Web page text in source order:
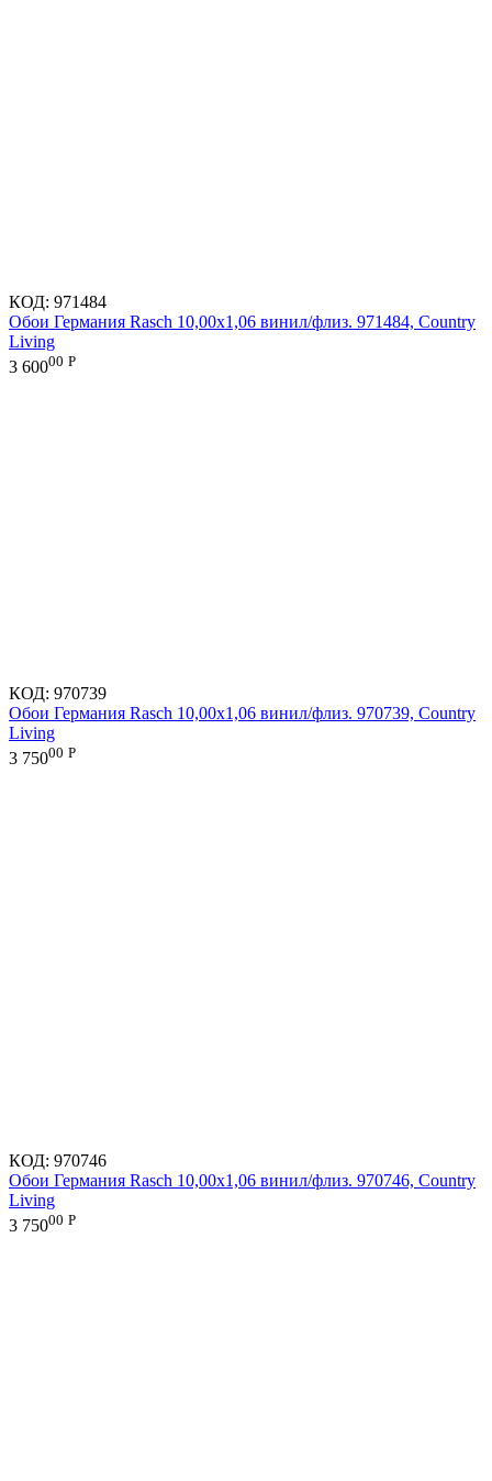
КОД: 971484
Обои Германия Rasch 10,00x1,06 винил/флиз. 971484, Country
Living
3 60000 Р
КОД: 970739
Обои Германия Rasch 10,00x1,06 винил/флиз. 970739, Country
Living
3 75000 Р
КОД: 970746
Обои Германия Rasch 10,00x1,06 винил/флиз. 970746, Country
Living
3 75000 Р